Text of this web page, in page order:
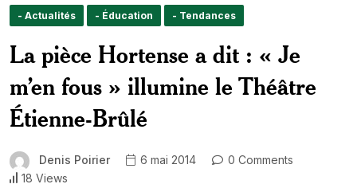
- Actualités - Éducation - Tendances
La pièce Hortense a dit : « Je
m’en fous » illumine le Théâtre
Étienne-Brûlé
Denis Poirier 6 mai 2014
0 Comments
18 Views